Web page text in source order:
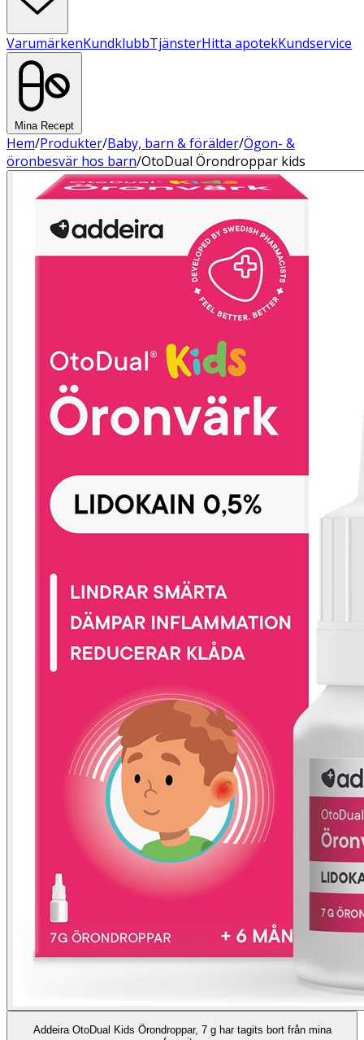
VarumärkenKundklubbTjänsterHitta apotekKundservice
Mina Recept
Hem/Produkter/Baby, barn & förälder/Ögon- &
öronbesvär hos barn/OtoDual Örondroppar kids
Addeira OtoDual Kids Örondroppar, 7 g har tagits bort från mina